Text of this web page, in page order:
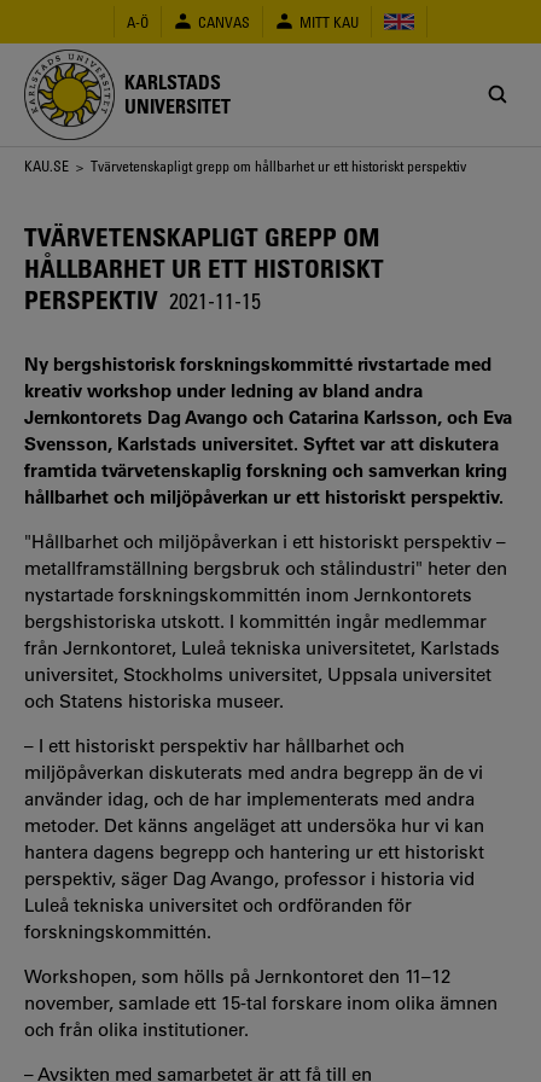
huvudinnehåll
A-Ö CANVAS MITT KAU
KARLSTADS
UNIVERSITET
Länkstig
KAU.SE > Tvärvetenskapligt grepp om hållbarhet ur ett historiskt perspektiv
TVÄRVETENSKAPLIGT GREPP OM
HÅLLBARHET UR ETT HISTORISKT
PERSPEKTIV 2021-11-15
Ny bergshistorisk forskningskommitté rivstartade med
kreativ workshop under ledning av bland andra
Jernkontorets Dag Avango och Catarina Karlsson, och Eva
Svensson, Karlstads universitet. Syftet var att diskutera
framtida tvärvetenskaplig forskning och samverkan kring
hållbarhet och miljöpåverkan ur ett historiskt perspektiv.
"Hållbarhet och miljöpåverkan i ett historiskt perspektiv –
metallframställning bergsbruk och stålindustri" heter den
nystartade forskningskommittén inom Jernkontorets
bergshistoriska utskott. I kommittén ingår medlemmar
från Jernkontoret, Luleå tekniska universitetet, Karlstads
universitet, Stockholms universitet, Uppsala universitet
och Statens historiska museer.
– I ett historiskt perspektiv har hållbarhet och
miljöpåverkan diskuterats med andra begrepp än de vi
använder idag, och de har implementerats med andra
metoder. Det känns angeläget att undersöka hur vi kan
hantera dagens begrepp och hantering ur ett historiskt
perspektiv, säger Dag Avango, professor i historia vid
Luleå tekniska universitet och ordföranden för
forskningskommittén.
Workshopen, som hölls på Jernkontoret den 11–12
november, samlade ett 15-tal forskare inom olika ämnen
och från olika institutioner.
– Avsikten med samarbetet är att få till en